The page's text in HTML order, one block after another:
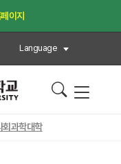
이지
Language
회과학대학